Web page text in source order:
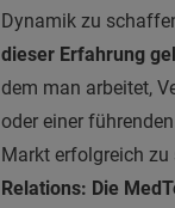
Dynamik zu
dieser Erfahrung
dem man arbeitet,
oder einer
Markt erfolgreich
Relations: Die